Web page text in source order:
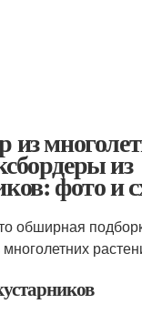
из
из
фото и
обширная